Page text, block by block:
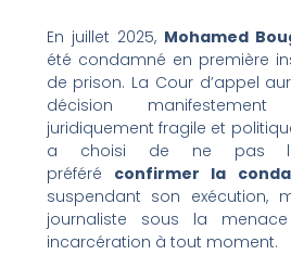
En juillet 2025, Mohamed
été condamné en première
de prison. La Cour d’appel
décision manifestement
juridiquement fragile et
a choisi de ne pas
préféré confirmer la
suspendant son exécution,
journaliste sous la
incarcération à tout moment.